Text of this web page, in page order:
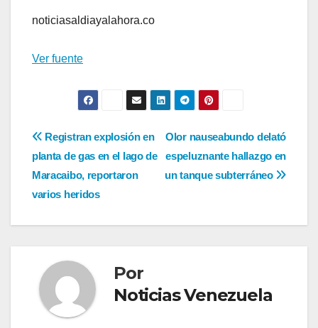
noticiasaldiayalahora.co
Ver fuente
Navegación
de
entradas
Olor nauseabundo delató
espeluznante hallazgo en
un tanque subterráneo
Registran explosión en
planta de gas en el lago de
Maracaibo, reportaron
varios heridos
Por
Noticias Venezuela